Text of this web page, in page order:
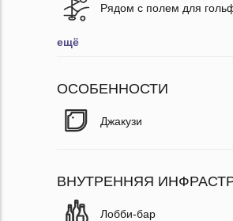
Рядом с полем для
ещё
ОСОБЕННОСТИ
Джакузи
ВНУТРЕННЯЯ
Лобби-бар